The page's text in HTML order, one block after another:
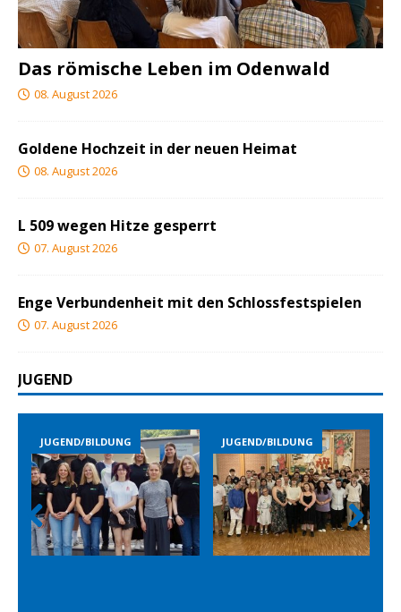
Das römische Leben im Odenwald
08. August 2026
Goldene Hochzeit in der neuen Heimat
08. August 2026
L 509 wegen Hitze gesperrt
07. August 2026
Enge Verbundenheit mit den Schlossfestspielen
07. August 2026
JUGEND
BILDUNG JUGEND/BILDUNG JUGEND/
Prev
ious
Nex
t